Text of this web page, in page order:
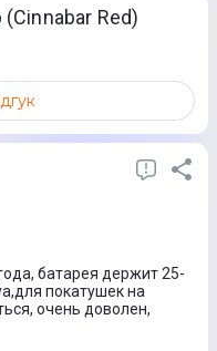
Red)
батарея держит 25-
покатушек на
очень доволен,